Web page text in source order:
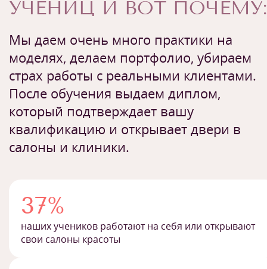
УЧЕНИЦ И ВОТ ПОЧЕМУ:
Мы даем очень много практики на
моделях, делаем портфолио, убираем
страх работы с реальными клиентами.
После обучения выдаем диплом,
который подтверждает вашу
квалификацию и открывает двери в
салоны и клиники.
37%
наших учеников работают на себя или открывают
свои салоны красоты